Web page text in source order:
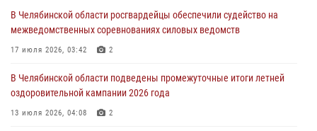
Росгвардейцы задержали трёх магазинных воров в Челябинске
На Южном Урале сотрудники Росгвардии задержали
подозреваемого в совершении убийства
В Челябинской области росгвардейцы обеспечили судейство на
межведомственных соревнованиях силовых ведомств
17 июля 2026, 03:42 2
В Челябинской области подведены промежуточные итоги летней
оздоровительной кампании 2026 года
13 июля 2026, 04:08 2